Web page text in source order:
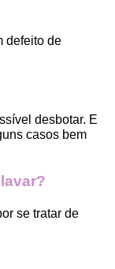
defeito de
desbotar. E
casos bem
se tratar de